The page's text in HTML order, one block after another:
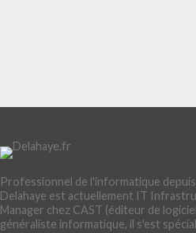
Professionnel de l'informatique
Delahaye est actuellement IT
Manager chez CAST (éditeur de
généraliste informatique, il s'est